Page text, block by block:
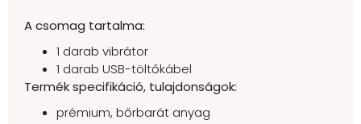
A csomag tartalma:
1 darab vibrátor
1 darab USB-töltőkábel
Termék specifikáció, tulajdonságok:
prémium, bőrbarát anyag